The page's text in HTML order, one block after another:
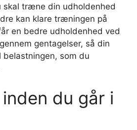
skal træne din udholdenhed
kan klare træningen på
en bedre udholdenhed ved
gentagelser, så din
belastningen, som du
du går i